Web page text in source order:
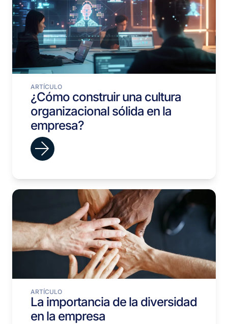
ARTÍCULO
¿Cómo construir una cultura
organizacional sólida en la
empresa?
ARTÍCULO
La importancia de la diversidad
en la empresa